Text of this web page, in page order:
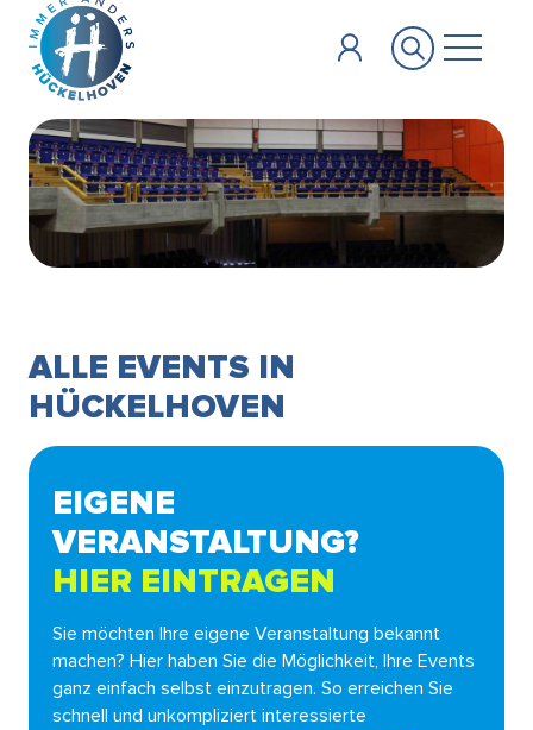
Zum Hauptinhalt springen
ALLE EVENTS IN
HÜCKELHOVEN
EIGENE
VERANSTALTUNG?
HIER EINTRAGEN
Sie möchten Ihre eigene Veranstaltung bekannt
machen? Hier haben Sie die Möglichkeit, Ihre Events
ganz einfach selbst einzutragen. So erreichen Sie
schnell und unkompliziert interessierte